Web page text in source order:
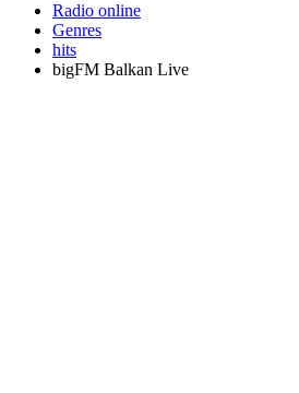
Radio online
Genres
hits
bigFM Balkan Live